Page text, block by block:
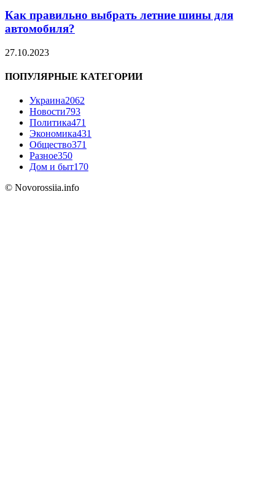
Как правильно выбрать летние шины для
автомобиля?
27.10.2023
ПОПУЛЯРНЫЕ КАТЕГОРИИ
Украина2062
Новости793
Политика471
Экономика431
Общество371
Разное350
Дом и быт170
© Novorossiia.info